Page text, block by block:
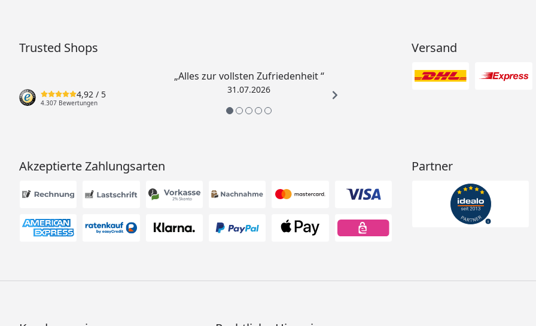
Trusted Shops
4,92 / 5
4.307 Bewertungen
„Alles zur vollsten Zufriedenheit “
31.07.2026
Versand
Akzeptierte Zahlungsarten Partner